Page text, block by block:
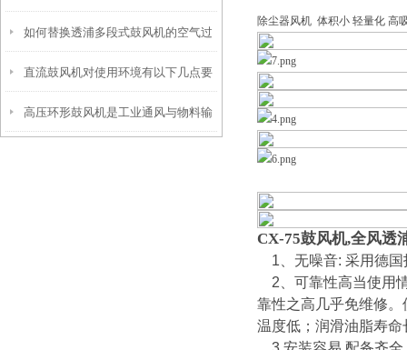
如何替换透浦多段式鼓风机的空气过
滤器
直流鼓风机对使用环境有以下几点要
求
高压环形鼓风机是工业通风与物料输
除尘器风机 体积小 轻量化 高
CX-75鼓风机,全风透
1、无噪音: 采用德国
2、可靠性高当使用
靠性之高几乎免维修
温度低；润滑油脂寿命